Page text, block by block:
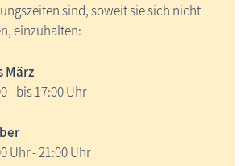
sind, soweit sie sich nicht
einzuhalten:
März
- bis 17:00 Uhr
Uhr - 21:00 Uhr